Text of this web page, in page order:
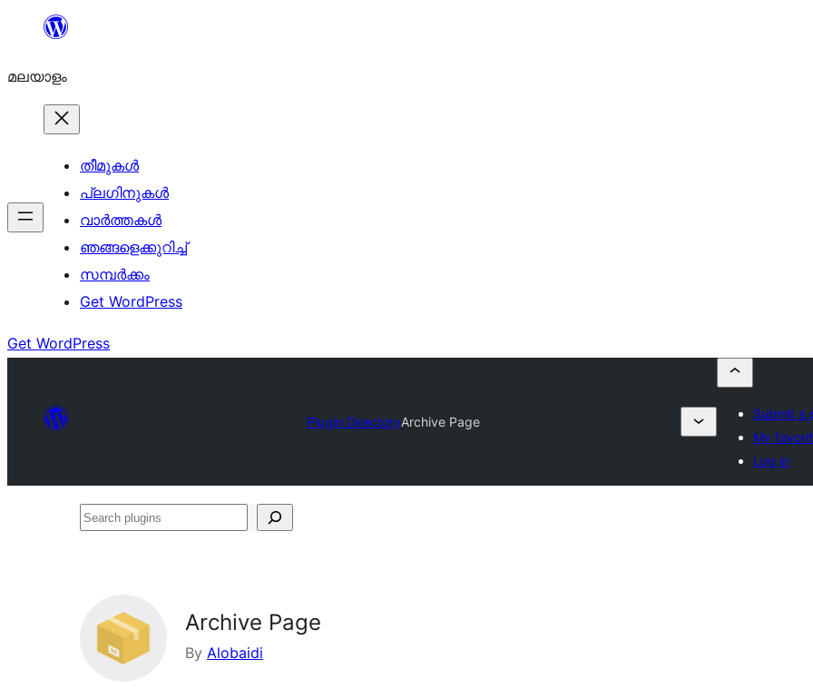
ഉള്ളടക്കത്തിലേക്ക്
മലയാളം
തീമുകൾ
പ്ലഗിനുകൾ
വാര്‍ത്തകള്‍
ഞങ്ങളെക്കുറിച്ച്
സമ്പര്‍ക്കം
Get WordPress
Get WordPress
Plugin DirectoryArchive Page
Submit a
My
Log in
Search
Archive Page
By Alobaidi